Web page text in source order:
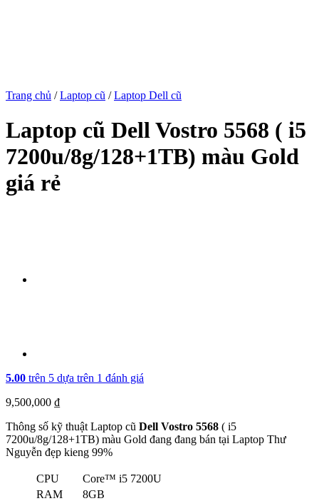
Trang chủ / Laptop cũ / Laptop Dell cũ
Laptop cũ Dell Vostro 5568 ( i5
7200u/8g/128+1TB) màu Gold
giá rẻ
5.00 trên 5 dựa trên 1 đánh giá
9,500,000 ₫
Thông số kỹ thuật Laptop cũ Dell Vostro 5568 ( i5
7200u/8g/128+1TB) màu Gold đang đang bán tại Laptop Thư
Nguyễn đẹp kieng 99%
CPU
Core™ i5 7200U
RAM
8GB